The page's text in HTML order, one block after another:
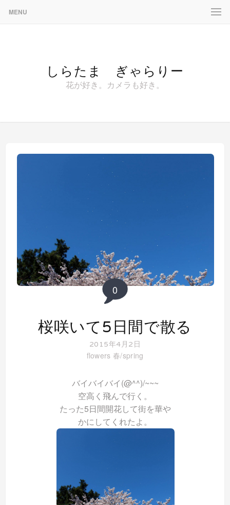
MENU
しらたま ぎゃらりー
花が好き。カメラも好き。
0
桜咲いて5日間で散る
2015年4月2日
flowers 春/spring
バイバイバイ(@^^)/~~~
空高く飛んで行く。
たった5日間開花して街を華や
かにしてくれたよ。